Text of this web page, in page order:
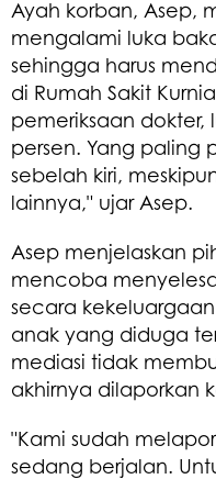
Ayah korban, Asep,
mengalami luka
sehingga harus
di Rumah Sakit
pemeriksaan dokter,
persen. Yang paling
sebelah kiri,
lainnya," ujar Asep.
Asep menjelaskan
mencoba
secara
anak yang diduga
mediasi tidak
akhirnya dilaporkan
"Kami sudah
sedang berjalan.